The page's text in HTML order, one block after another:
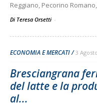
Reggiano, Pecorino
Di Teresa Orsetti -
ECONOMIA E MERCATI 3
Bresciangrana
del latte e la
al...